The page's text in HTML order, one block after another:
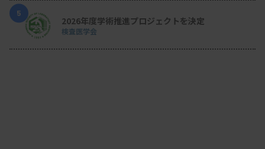
5
2026年度学術推進プロジェクトを決定
検査医学会